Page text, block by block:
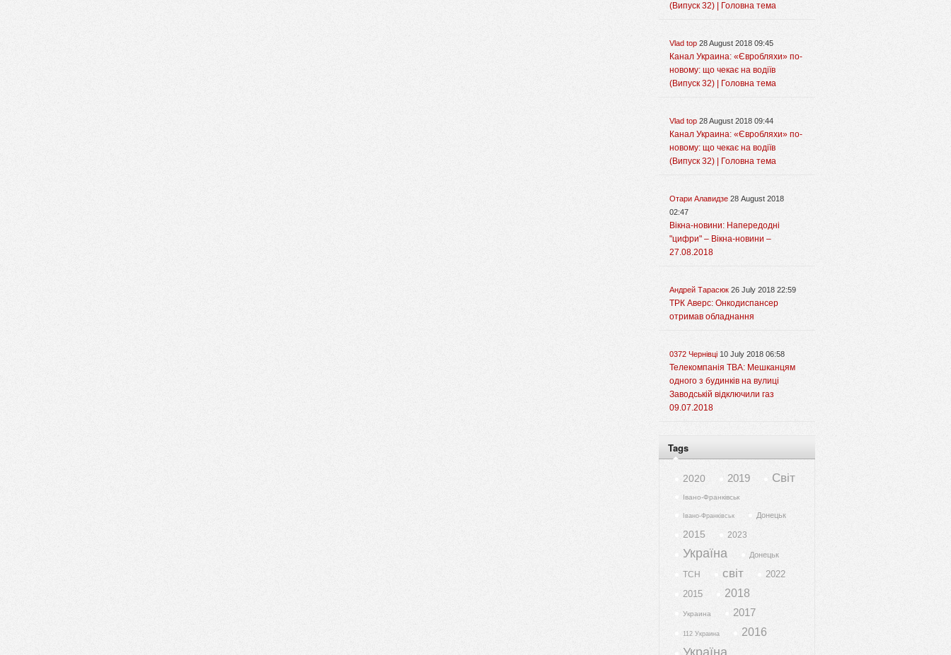
(Випуск 32) | Головна тема
Vlad top 28 August 2018 09:45
Канал Украина: «Євробляхи» по-
новому: що чекає на водіїв
(Випуск 32) | Головна тема
Vlad top 28 August 2018 09:44
Канал Украина: «Євробляхи» по-
новому: що чекає на водіїв
(Випуск 32) | Головна тема
Отари Алавидзе 28 August 2018
02:47
Вікна-новини: Напередодні
"цифри" – Вікна-новини –
27.08.2018
Андрей Тарасюк 26 July 2018 22:59
ТРК Аверс: Онкодиспансер
отримав обладнання
0372 Чернівці 10 July 2018 06:58
Телекомпанія ТВА: Мешканцям
одного з будинків на вулиці
Заводській відключили газ
09.07.2018
Tags
2020 2019 Світ
Івано-Франківськ
Івано-Франківськ Донецьк
2015 2023
Україна Донецьк
ТСН світ
2022
2015
2018
Украина 2017
112 Украина 2016